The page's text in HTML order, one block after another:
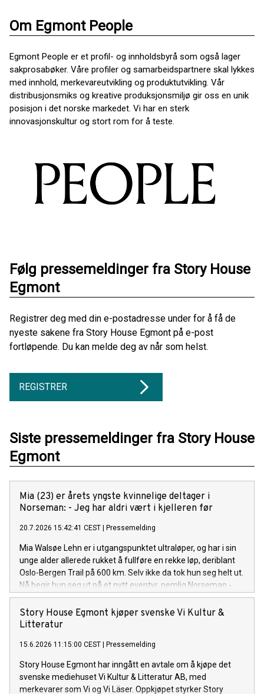
Om Egmont People
Egmont People er et profil- og innholdsbyrå som også lager
sakprosabøker. Våre profiler og samarbeidspartnere skal lykkes
med innhold, merkevareutvikling og produktutvikling. Vår
distribusjonsmiks og kreative produksjonsmiljø gir oss en unik
posisjon i det norske markedet. Vi har en sterk
innovasjonskultur og stort rom for å teste.
Følg pressemeldinger fra Story House
Egmont
Registrer deg med din e-postadresse under for å få de
nyeste sakene fra Story House Egmont på e-post
fortløpende. Du kan melde deg av når som helst.
REGISTRER
Siste pressemeldinger fra Story House
Egmont
Mia (23) er årets yngste kvinnelige deltager i
Norseman: - Jeg har aldri vært i kjelleren før
20.7.2026 15:42:41 CEST Pressemelding
Mia Walsøe Lehn er i utgangspunktet ultraløper, og har i sin
unge alder allerede rukket å fullføre en rekke løp, deriblant
Oslo-Bergen Trail på 600 km. Selv ikke da tok hun seg helt ut.
Nå begir hun seg ut på et nytt eventyr, nemlig Norseman -
verdens mest ekstreme triatlon.
Story House Egmont kjøper svenske Vi Kultur &
Litteratur
15.6.2026 11:15:00 CEST Pressemelding
Story House Egmont har inngått en avtale om å kjøpe det
svenske mediehuset Vi Kultur & Litteratur AB, med
merkevarer som Vi og Vi Läser. Oppkjøpet styrker Story